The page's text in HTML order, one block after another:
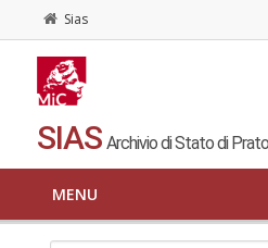
Sias
SIAS Archivio di Stato di Prato
MENU